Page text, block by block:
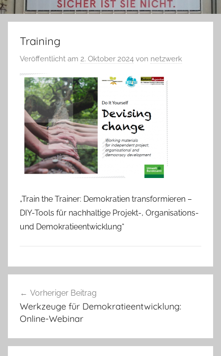
Training
Veröffentlicht am 2. Oktober 2024 von netzwerk
„Train the Trainer: Demokratien transformieren –
DIY-Tools für nachhaltige Projekt-, Organisations-
und Demokratieentwicklung“
Vorheriger Beitrag
Werkzeuge für Demokratieentwicklung:
Online-Webinar